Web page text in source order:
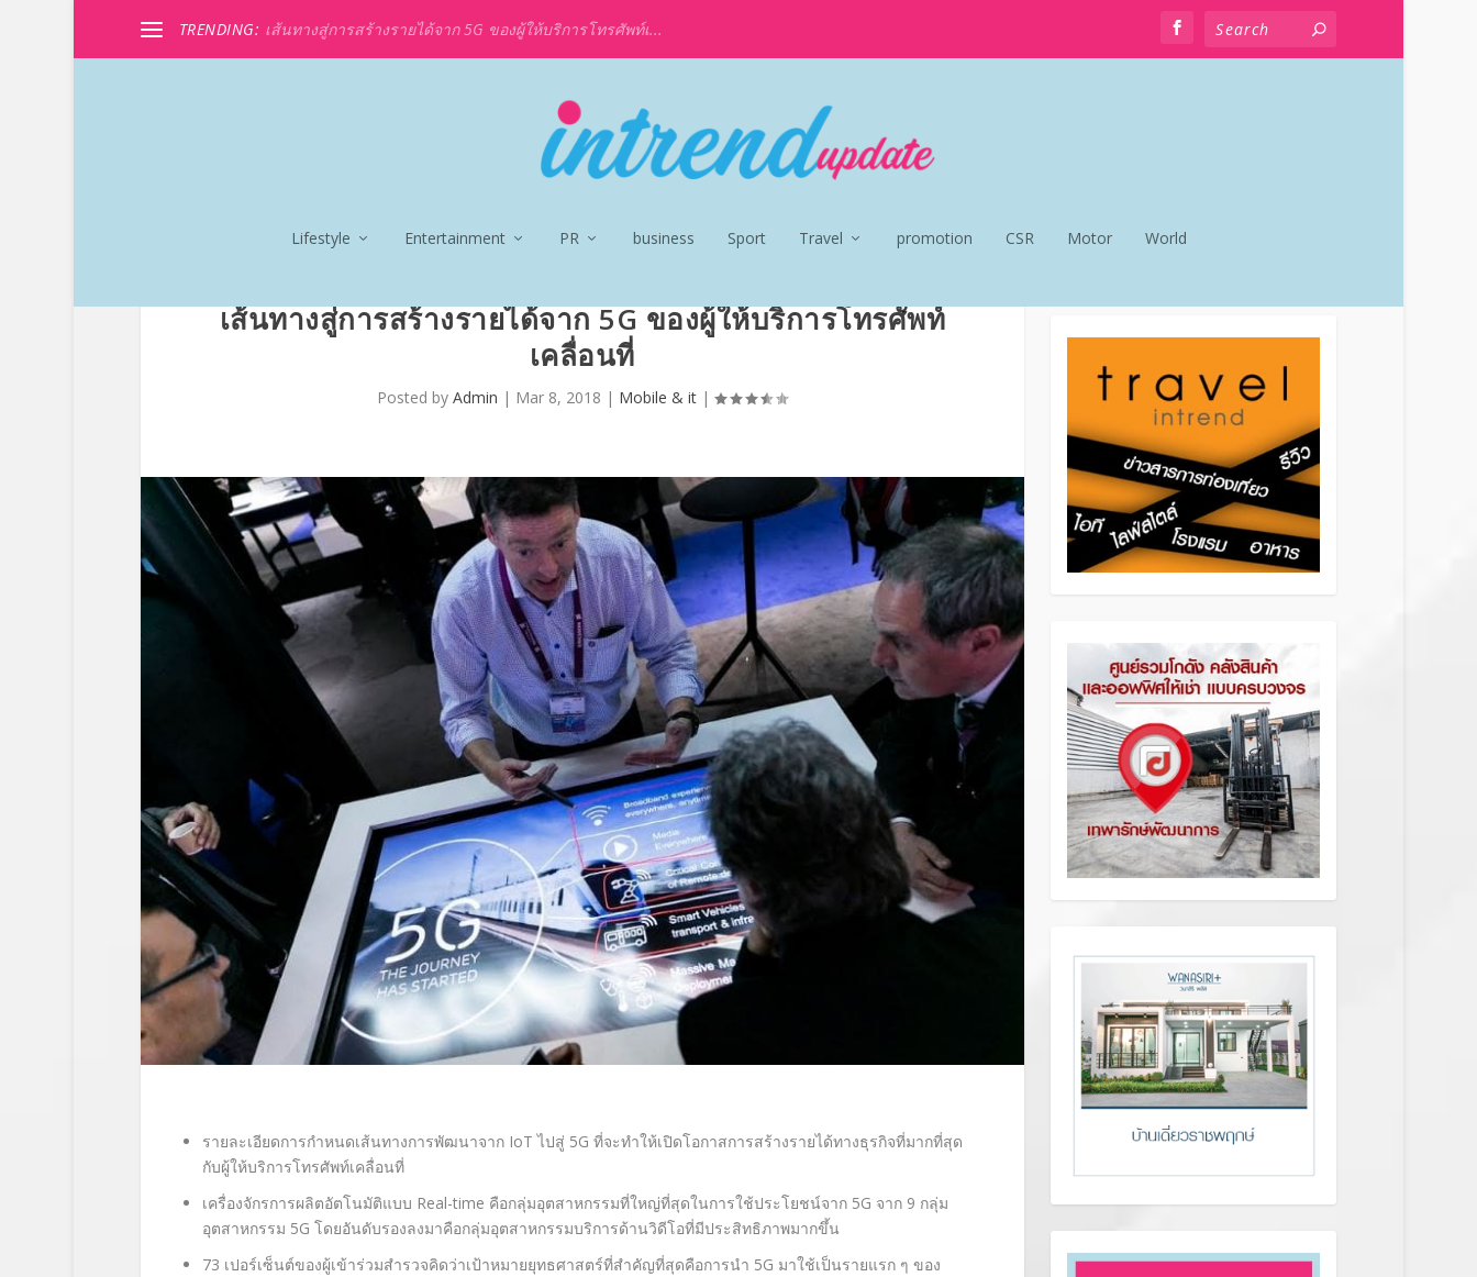
TRENDING: เส้นทางสู่การสร้างรายได้จาก 5G ของผู้ให้บริการโทรศัพท์เ...
Lifestyle Entertainment PR business Sport Travel promotion CSR Motor World
เส้นทางสู่การสร้างรายได้จาก 5G ของผู้ให้บริการโทรศัพท์
เคลื่อนที่
Posted byAdmin | Mar 8, 2018 | Mobile & it |
รายละเอียดการกำหนดเส้นทางการพัฒนาจาก IoT ไปสู่ 5G ที่จะทำให้เปิดโอกาสการสร้างรายได้ทางธุรกิจที่มากที่สุด
กับผู้ให้บริการโทรศัพท์เคลื่อนที่
เครื่องจักรการผลิตอัตโนมัติแบบ Real-time คือกลุ่มอุตสาหกรรมที่ใหญ่ที่สุดในการใช้ประโยชน์จาก 5G จาก 9 กลุ่ม
อุตสาหกรรม 5G โดยอันดับรองลงมาคือกลุ่มอุตสาหกรรมบริการด้านวิดีโอที่มีประสิทธิภาพมากขึ้น
73 เปอร์เซ็นต์ของผู้เข้าร่วมสำรวจคิดว่าเป้าหมายยุทธศาสตร์ที่สำคัญที่สุดคือการนำ 5G มาใช้เป็นรายแรก ๆ ของ